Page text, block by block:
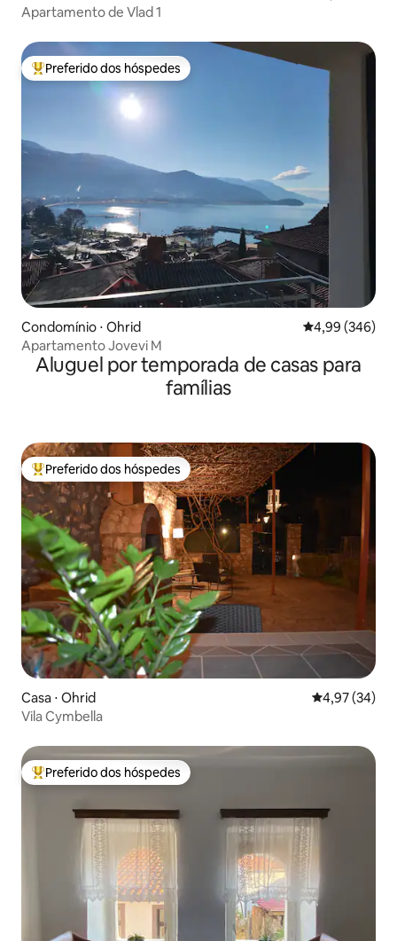
Apartamento de Vlad 1
Entre os melhores preferidos dos hóspedes
Preferido dos hóspedes
Condomínio ⋅ Ohrid 4,99 de uma
4,99 (346)
Apartamento Jovevi M
Aluguel por temporada de casas para
famílias
Entre os melhores preferidos dos hóspedes
Preferido dos hóspedes
Casa ⋅ Ohrid 4,97 de uma
4,97 (34)
Vila Cymbella
Entre os melhores preferidos dos hóspedes
Preferido dos hóspedes